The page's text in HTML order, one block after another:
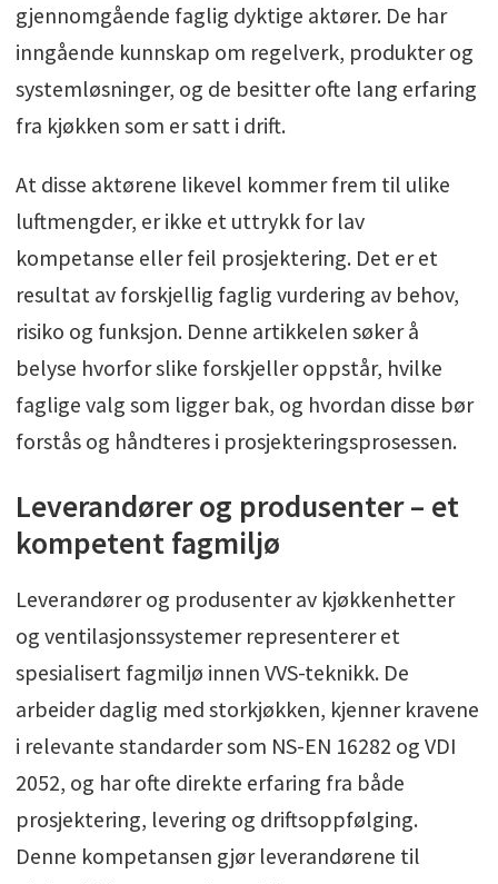
gjennomgående faglig dyktige aktører. De har
inngående kunnskap om regelverk, produkter og
systemløsninger, og de besitter ofte lang erfaring
fra kjøkken som er satt i drift.
At disse aktørene likevel kommer frem til ulike
luftmengder, er ikke et uttrykk for lav
kompetanse eller feil prosjektering. Det er et
resultat av forskjellig faglig vurdering av behov,
risiko og funksjon. Denne artikkelen søker å
belyse hvorfor slike forskjeller oppstår, hvilke
faglige valg som ligger bak, og hvordan disse bør
forstås og håndteres i prosjekteringsprosessen.
Leverandører og produsenter – et
kompetent fagmiljø
Leverandører og produsenter av kjøkkenhetter
og ventilasjonssystemer representerer et
spesialisert fagmiljø innen VVS-teknikk. De
arbeider daglig med storkjøkken, kjenner kravene
i relevante standarder som NS-EN 16282 og VDI
2052, og har ofte direkte erfaring fra både
prosjektering, levering og driftsoppfølging.
Denne kompetansen gjør leverandørene til